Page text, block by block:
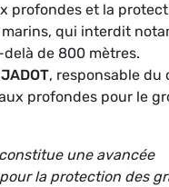
profondes et la
qui interdit
de 800 mètres.
, responsable du
profondes pour le
une avancée
la protection des